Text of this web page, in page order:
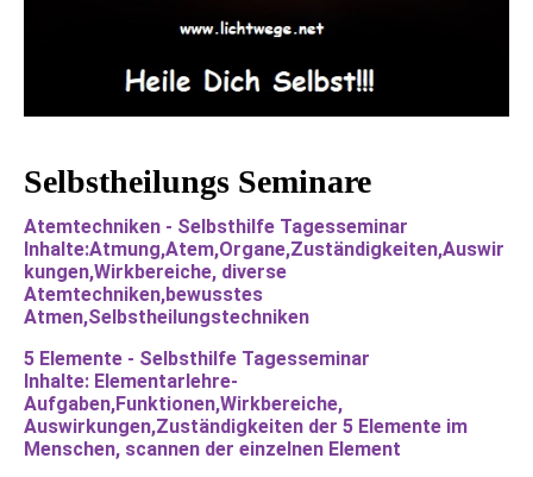
Selbstheilungs Seminare
Atemtechniken - Selbsthilfe Tagesseminar
Inhalte:Atmung,Atem,Organe,Zuständigkeiten,Auswir
kungen,Wirkbereiche, diverse
Atemtechniken,bewusstes
Atmen,Selbstheilungstechniken
5 Elemente - Selbsthilfe Tagesseminar
Inhalte: Elementarlehre-
Aufgaben,Funktionen,Wirkbereiche,
Auswirkungen,Zuständigkeiten der 5 Elemente im
Menschen, scannen der einzelnen Element